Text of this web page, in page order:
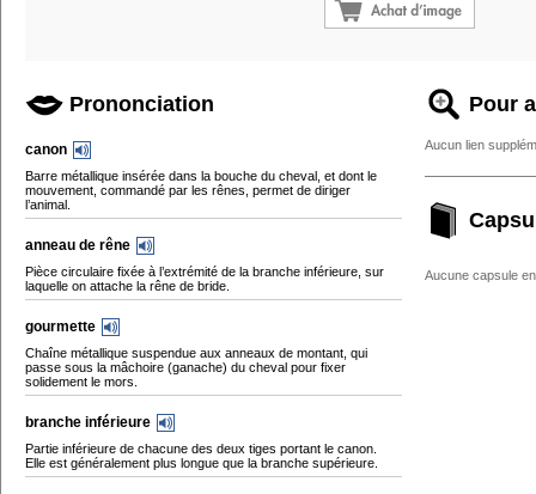
Prononciation
canon
Barre métallique insérée dans la bouche du cheval, et dont le
mouvement, commandé par les rênes, permet de diriger
l’animal.
anneau de rêne
Pièce circulaire fixée à l’extrémité de la branche inférieure, sur
laquelle on attache la rêne de bride.
gourmette
Chaîne métallique suspendue aux anneaux de montant, qui
passe sous la mâchoire (ganache) du cheval pour fixer
solidement le mors.
branche inférieure
Partie inférieure de chacune des deux tiges portant le canon.
Elle est généralement plus longue que la branche supérieure.
Pour
Aucun lien
Aucune capsule